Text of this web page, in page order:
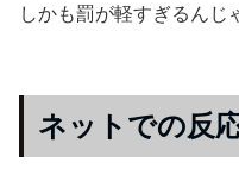
しかも罰が軽すぎるんじ
ネットでの反